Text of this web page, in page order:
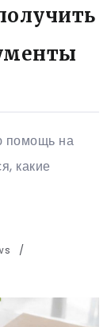
помощь на
какие